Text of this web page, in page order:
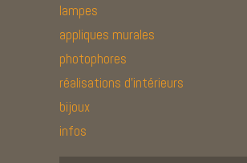
lampes
appliques murales
photophores
réalisations d’intérieurs
bijoux
infos